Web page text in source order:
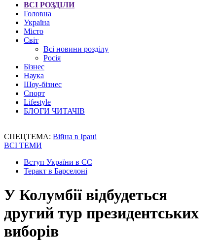
ВСІ РОЗДІЛИ
Головна
Україна
Місто
Світ
Всі новини розділу
Росія
Бізнес
Наука
Шоу-бізнес
Спорт
Lifestyle
БЛОГИ ЧИТАЧІВ
СПЕЦТЕМА: Війна в Ірані
ВСІ ТЕМИ
Вступ України в ЄС
Теракт в Барселоні
У Колумбії відбудеться
другий тур президентських
виборів